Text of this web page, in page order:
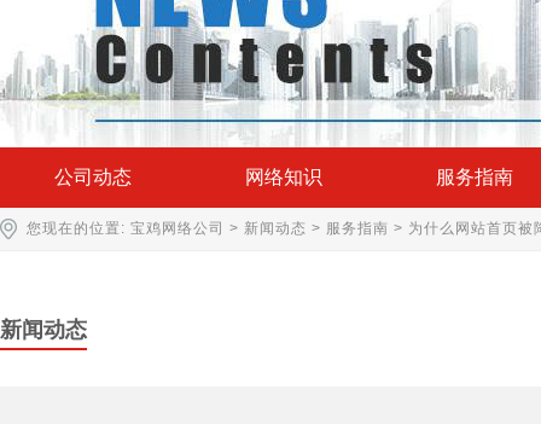
公司动态 网络知识 服务指南
您现在的位置: 宝鸡网络公司 > 新闻动态 > 服务指南 > 为什么网站首页被
新闻动态